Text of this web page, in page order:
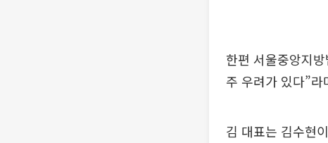
한편 서울중앙지
주 우려가 있다”
김 대표는 김수현